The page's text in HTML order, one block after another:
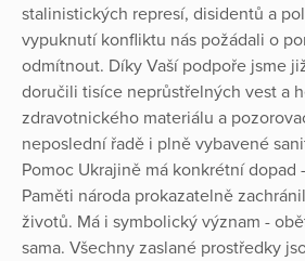
stalinistických represí, disidentů a
vypuknutí konfliktu nás požádali o
odmítnout. Díky Vaší podpoře jsme
doručili tisíce neprůstřelných vest a
zdravotnického materiálu a
neposlední řadě i plně vybavené
Pomoc Ukrajině má konkrétní dopad
Paměti národa prokazatelně
životů. Má i symbolický význam -
sama. Všechny zaslané prostředky